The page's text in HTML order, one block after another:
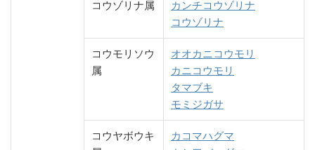
コウゾリナ属
カンチコウゾリナ
コウゾリナ
コウモリソウ
属
オオカニコウモリ
カニコウモリ
タマブキ
モミジガサ
コウヤボウキ
カコマハグマ